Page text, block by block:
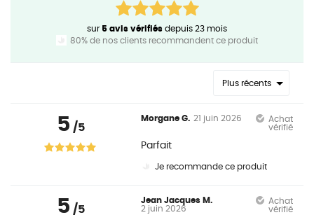
sur 5 avis vérifiés depuis 23 mois
80% de nos clients recommandent ce produit
Plus récents
5 /5
Morgane G. 21 juin 2026
Achat
vérifié
Parfait
Je recommande ce produit
5 /5
Jean Jacques M.
2 juin 2026
Achat
vérifié